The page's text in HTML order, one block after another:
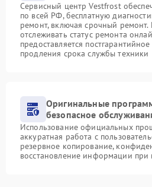
Сервисный центр Vestfrost
по всей РФ, бесплатную
ремонт, включая срочный ремонт.
отслеживать статус ремонта
предоставляется
продления срока службы техники
Оригинальные
безопасное
Использование официальных
аккуратная работа с
резервное копирование,
восстановление информации при